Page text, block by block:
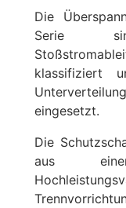
Die
Serie
klassifiziert
eingesetzt.
Die
aus